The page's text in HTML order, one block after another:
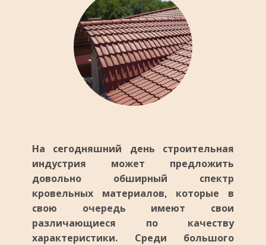
На сегодняшний день строительная
индустрия может предложить
довольно обширный спектр
кровельных материалов, которые в
свою очередь имеют свои
различающиеся по качеству
характеристики. Среди большого